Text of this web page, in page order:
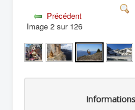
Précédent
Image 2 sur 126